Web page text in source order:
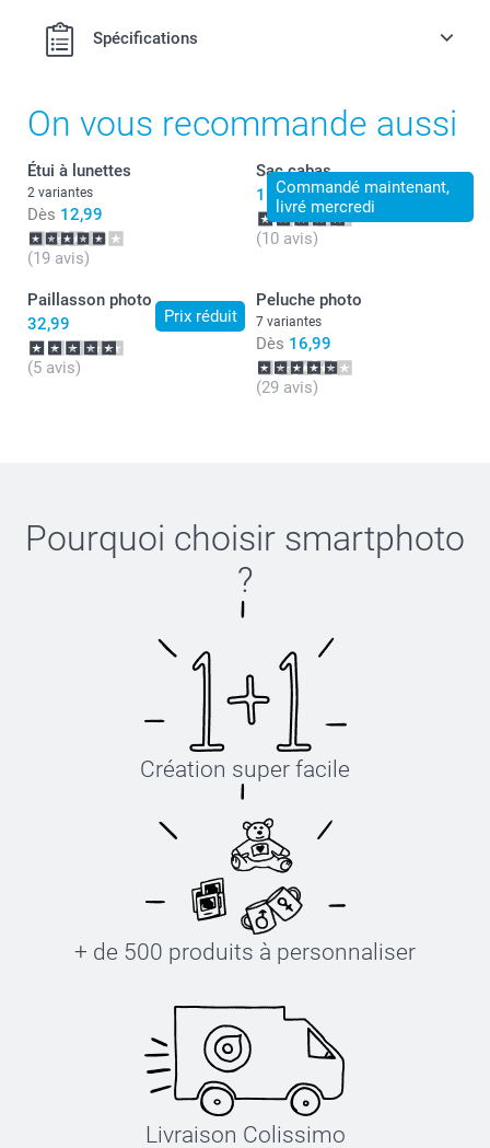
Spécifications
On vous recommande aussi
Étui à lunettes
2 variantes
Dès 12,99
(19 avis)
Commandé maintenant,
livré mercredi
Sac cabas
15,99
(10 avis)
Prix réduit
Paillasson photo
32,99
(5 avis)
Peluche photo
7 variantes
Dès 16,99
(29 avis)
Pourquoi choisir smartphoto
?
Création super facile
+ de 500 produits à personnaliser
Livraison Colissimo